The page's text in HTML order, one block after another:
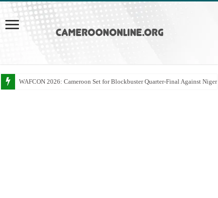
WAFCON 2026: Cameroon Set for Blockbuster Quarter-Final Against